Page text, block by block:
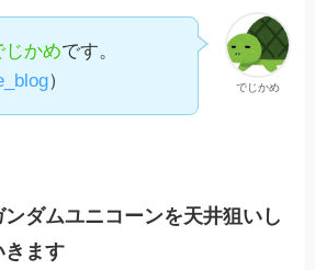
でじかめ
じかめです。
）
ダムユニコーンを天井狙いし
きます